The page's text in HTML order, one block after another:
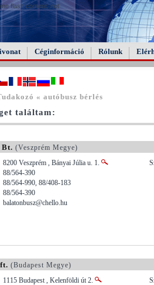
flash content, not
Céginformáció Rólunk
« autóbusz bérlés
találtam:
Bt. (Veszprém Megye)
8200 Veszprém , Bányai Júlia u. 1.
88/564-390
88/564-990, 88/408-183
88/564-390
balatonbusz@chello.hu
(Budapest Megye)
1115 Budapest , Kelenföldi út 2.